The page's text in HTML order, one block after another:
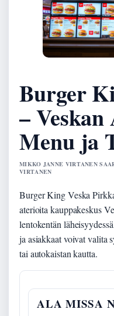
Burger
–
Menu ja
MIKKO JANNE VIRTANEN
VIRTANEN
Burger King Veska
aterioita kauppakeskus
lentokentän
ja asiakkaat voivat valita
tai autokaistan kautta.
ALA MISSA